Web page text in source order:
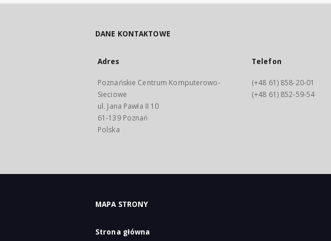
DANE KONTAKTOWE
Adres
Poznańskie Centrum Komputerowo-
Sieciowe
ul. Jana Pawła II 10
61-139 Poznań
Polska
Telefon
(+48 61) 858-20-01
(+48 61) 852-59-54
MAPA STRONY
Strona główna